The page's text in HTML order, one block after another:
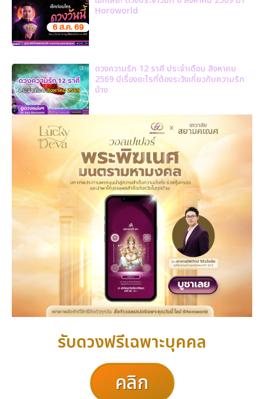
Horoworld
ดวงความรัก 12 ราศี ประจำเดือน สิงหาคม
2569 มีเรื่องอะไรที่ต้องระวังเกี่ยวกับความรัก
บ้าง
รับดวงฟรีเฉพาะบุคคล
คลิก